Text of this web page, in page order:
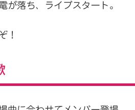
が落ち、ライブスタート。
！